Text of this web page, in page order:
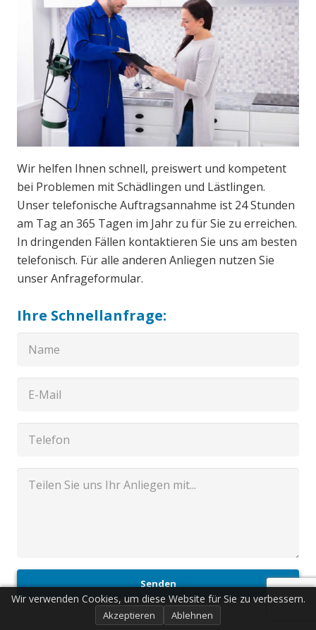
Wir helfen Ihnen schnell, preiswert und kompetent
bei Problemen mit Schädlingen und Lästlingen.
Unser telefonische Auftragsannahme ist 24 Stunden
am Tag an 365 Tagen im Jahr zu für Sie zu erreichen.
In dringenden Fällen kontaktieren Sie uns am besten
telefonisch. Für alle anderen Anliegen nutzen Sie
unser Anfrageformular.
Ihre Schnellanfrage:
Senden
Wir verwenden Cookies, um diese Website für Sie zu verbessern.
Akzeptieren Ablehnen